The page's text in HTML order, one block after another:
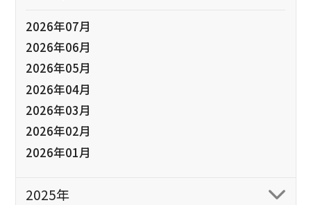
2026年07月
2026年06月
2026年05月
2026年04月
2026年03月
2026年02月
2026年01月
2025年